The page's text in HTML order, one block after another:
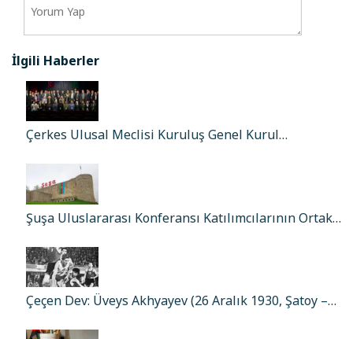
İlgili Haberler
Çerkes Ulusal Meclisi Kuruluş Genel Kurul…
Şuşa Uluslararası Konferansı Katılımcılarının Ortak…
Çeçen Dev: Üveys Akhyayev (26 Aralık 1930, Şatoy –…